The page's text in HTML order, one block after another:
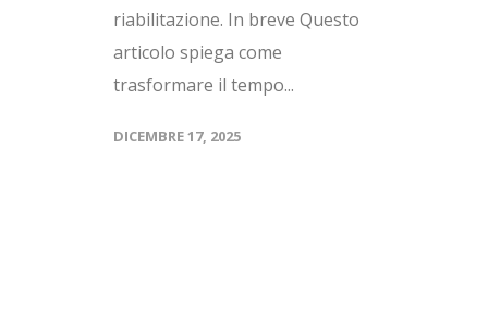
riabilitazione. In breve Questo
articolo spiega come
trasformare il tempo...
DICEMBRE 17, 2025